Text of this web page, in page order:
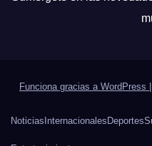
Funciona gracias a WordPress
Noticias Internacionales Deportes